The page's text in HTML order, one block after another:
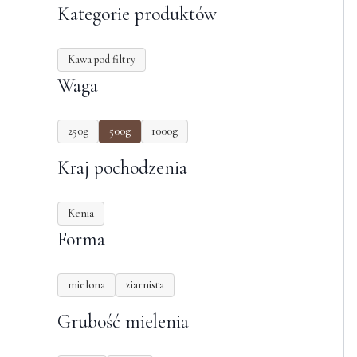
Kategorie produktów
Kawa pod filtry
Waga
250g 500g 1000g
Kraj pochodzenia
Kenia
Forma
mielona ziarnista
Grubość mielenia